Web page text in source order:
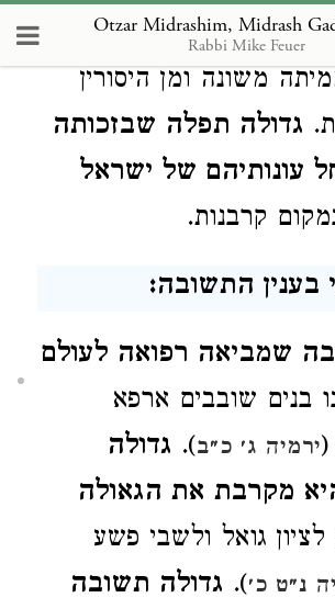
Rabbi Mike Feuer
ניצולים מיד
משונה ומן היסורין
גדולה תפלה שבזכותה
עונותיהם של ישראל
קרבנות.
בענין התשובה:
שמביאה רפואה לעולם
בנים שובבים ארפא
ירמיה ג׳ כ״ב). גדולה
מקרבת את הגאולה
גואל ולשבי פשע
נ״ט כ׳). גדולה תשובה